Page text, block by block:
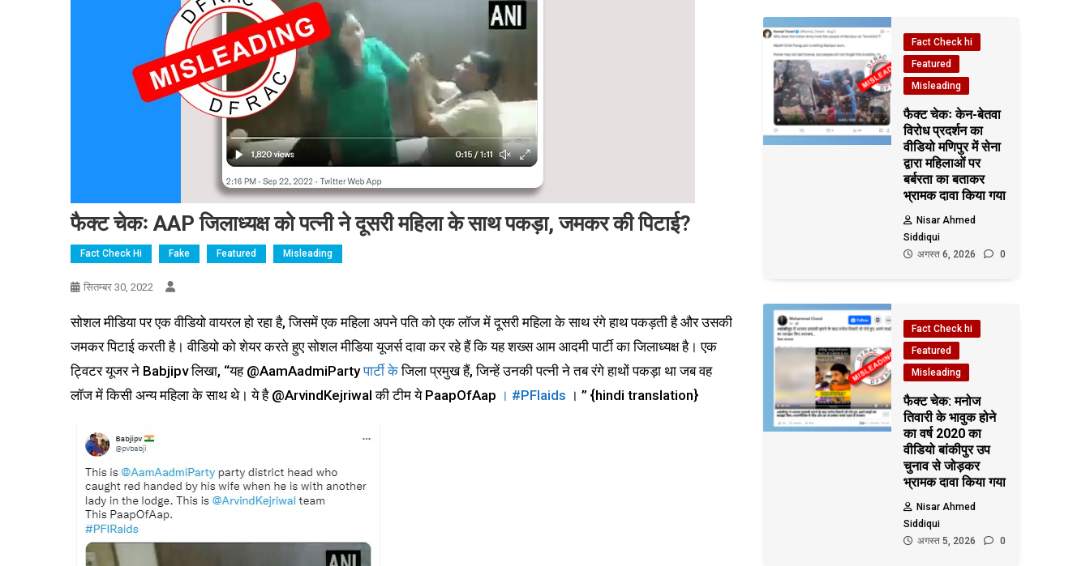
फैक्ट चेकः AAPजिलाध्यक्ष को पत्नी ने दूसरी महिला के साथ पकड़ा, जमकर की पिटाई?
Fact Check Hi Fake Featured Misleading
सितम्बर 30, 2022
सोशल मीडिया पर एक वीडियो वायरल हो रहा है, जिसमें एक महिला अपने पति को एक लॉज में दूसरी महिला के साथ रंगे हाथ पकड़ती है और उसकी
जमकर पिटाई करती है। वीडियो को शेयर करते हुए सोशल मीडिया यूजर्स दावा कर रहे हैं कि यह शख्स आम आदमी पार्टी का जिलाध्यक्ष है। एक
ट्विटर यूजर ने Babjipv लिखा, “यह @AamAadmiPartyपार्टी केजिला प्रमुख हैं, जिन्हें उनकी पत्नी ने तब रंगे हाथों पकड़ा था जब वह
लॉज में किसी अन्य महिला के साथ थे। ये है @ArvindKejriwal की टीम ये PaapOfAap । #PFIaids । ” {hindi translation}
Fact Check hi
Featured
Misleading
फैक्ट चेकः केन-बेतवा
विरोध प्रदर्शन का
वीडियो मणिपुर में सेना
द्वारा महिलाओं पर
बर्बरता का बताकर
भ्रामक दावा किया गया
Nisar Ahmed
Siddiqui
अगस्त 6, 2026
0
Fact Check hi
Featured
Misleading
फैक्ट चेक: मनोज
तिवारी के भावुक होने
का वर्ष 2020 का
वीडियो बांकीपुर उप
चुनाव से जोड़कर
भ्रामक दावा किया गया
Nisar Ahmed
Siddiqui
अगस्त 5, 2026
0